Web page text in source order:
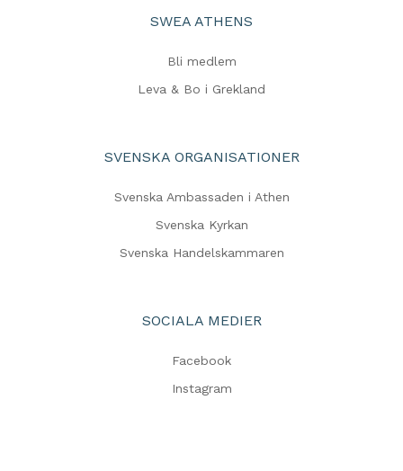
SWEA ATHENS
Bli medlem
Leva & Bo i Grekland
SVENSKA ORGANISATIONER
Svenska Ambassaden i Athen
Svenska Kyrkan
Svenska Handelskammaren
SOCIALA MEDIER
Facebook
Instagram